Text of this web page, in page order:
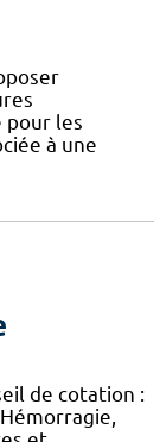
pour les
à une
de cotation :